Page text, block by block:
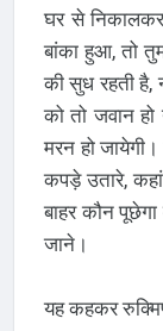
घर से
बांका हुआ, तो
की सुध रहती है,
को तो जवान
मरन हो
कपड़े उतारे,
बाहर कौन
जाने।
यह कहकर